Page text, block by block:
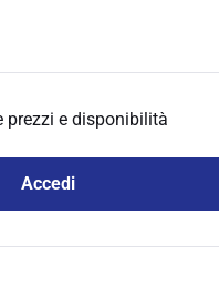
prezzi e disponibilità
Accedi